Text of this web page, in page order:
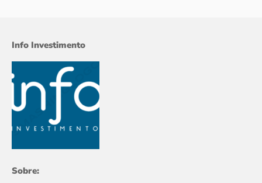
Info Investimento
Sobre: